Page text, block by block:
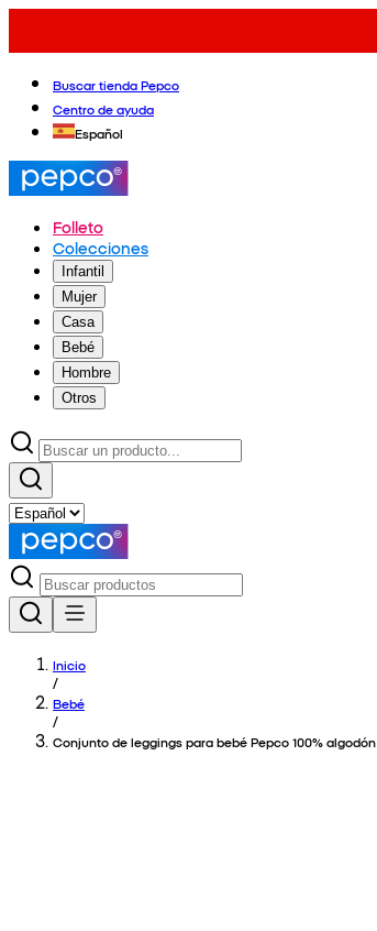
Buscar tienda Pepco
Centro de ayuda
Español
Folleto
Colecciones
Infantil
Mujer
Casa
Bebé
Hombre
Otros
Inicio
/
Bebé
/
Conjunto de leggings para bebé Pepco 100% algodón